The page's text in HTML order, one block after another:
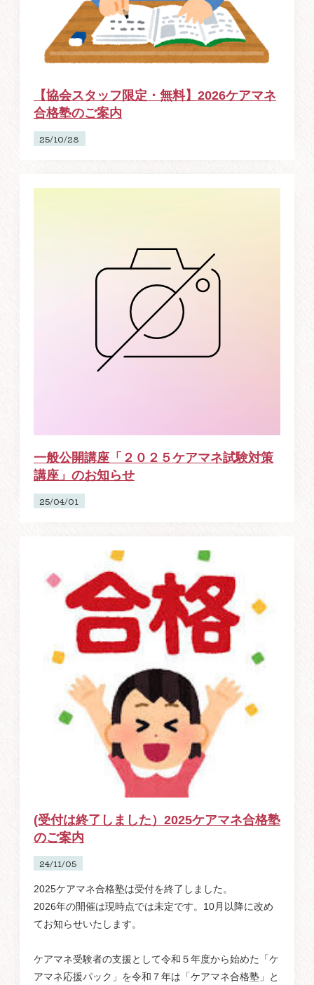
【協会スタッフ限定・無料】2026ケアマネ
合格塾のご案内
25/10/28
一般公開講座「２０２５ケアマネ試験対策
講座」のお知らせ
25/04/01
(受付は終了しました）2025ケアマネ合格塾
のご案内
24/11/05
2025ケアマネ合格塾は受付を終了しました。
2026年の開催は現時点では未定です。10月以降に改め
てお知らせいたします。
ケアマネ受験者の支援として令和５年度から始めた「ケ
アマネ応援パック」を令和７年は「ケアマネ合格塾」と